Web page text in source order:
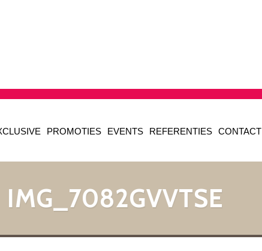
PROMOTIES EVENTS REFERENTIES CONTACT
IMG_7082GVVTSE